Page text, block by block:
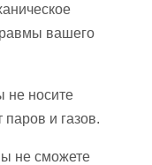
вашего
не носите
и газов.
не сможете